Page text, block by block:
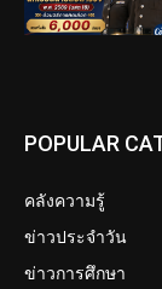
POPULAR
คลังความรู้
ข่าวประจำวัน
ข่าวการศึกษา